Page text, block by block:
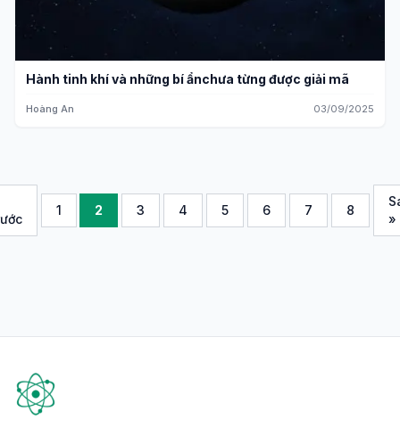
Hành tinh khí và những bí ẩnchưa từng được giải mã
Hoàng An 03/09/2025
1 2 3 4 5 6 7 8
»